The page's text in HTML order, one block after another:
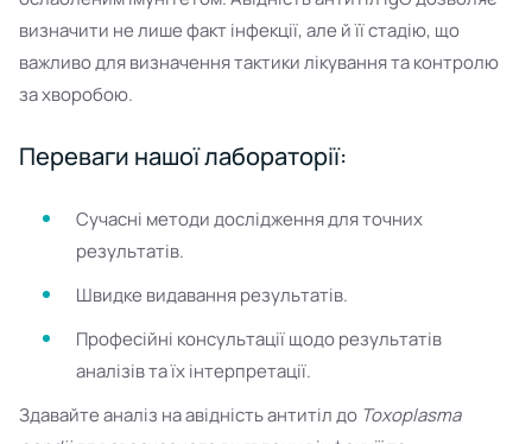
визначити не лише факт інфекції, але й її стадію, що
важливо для визначення тактики лікування та контролю
за хворобою.
Переваги нашої лабораторії:
Сучасні методи дослідження для точних
результатів.
Швидке видавання результатів.
Професійні консультації щодо результатів
аналізів та їх інтерпретації.
Здавайте аналіз на авідність антитіл до Toxoplasma